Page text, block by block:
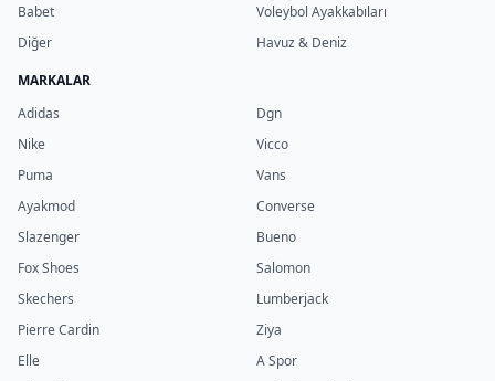
Babet
Diğer
Voleybol Ayakkabıları
Havuz & Deniz
MARKALAR
Adidas
Nike
Puma
Ayakmod
Slazenger
Fox Shoes
Skechers
Pierre Cardin
Elle
Dgn
Vicco
Vans
Converse
Bueno
Salomon
Lumberjack
Ziya
A Spor